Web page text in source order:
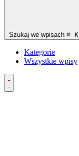
Szukaj we wpisach ⌘ K
Kategorie
Wszystkie wpisy